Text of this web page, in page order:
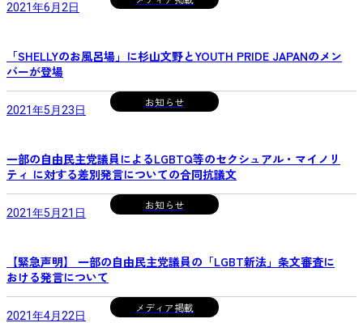
「SHELLYのお風呂場」に杉山文野とYOUTH PRIDE JAPANのメン
バーが登場
2021年6月2日
一部の自由民主党議員によるLGBTQ等のセクシュアル・マイノリ
ティ に対する差別発言についての合同抗議文
2021年5月23日
お知らせ
【緊急声明】 一部の自由民主党議員の「LGBT新法」条文審査に
おける発言について
2021年5月21日
お知らせ
2021年4月22日
メディア掲載